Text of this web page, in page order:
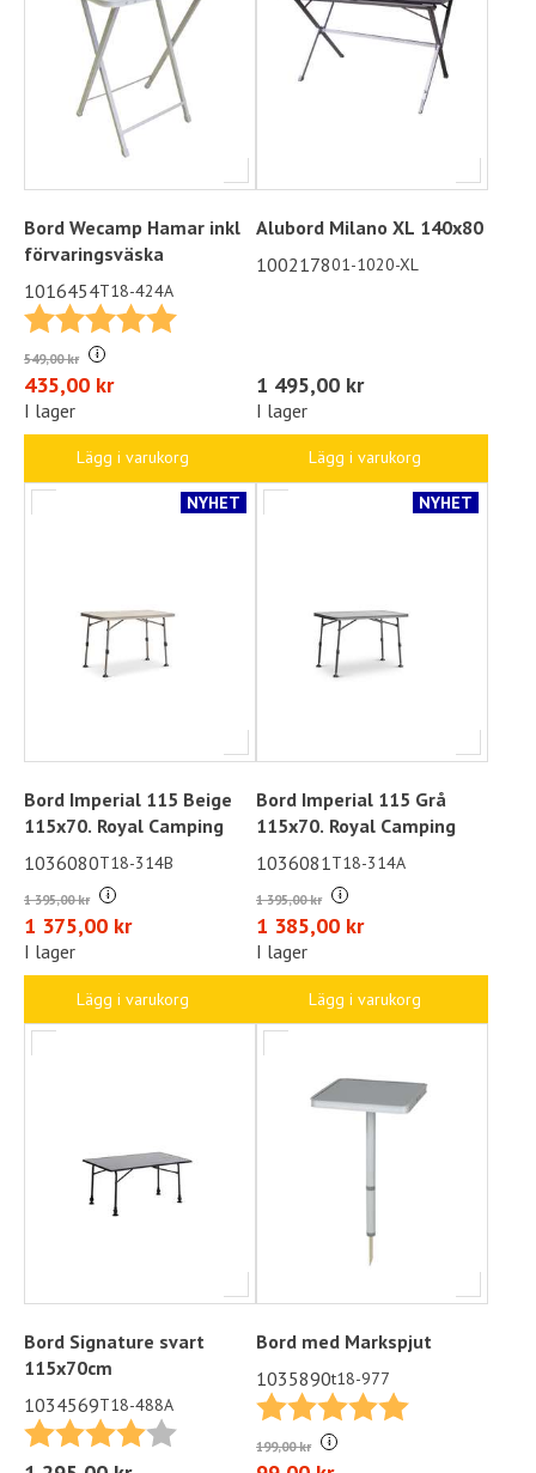
Bord Wecamp Hamar inkl
förvaringsväska
1016454T18-424A
Betyg: 5.0 utav 5 stjärnor
549,00 kr i
435,00 kr
I lager
Lägg i varukorg
Alubord Milano XL 140x80
100217801-1020-XL
1 495,00 kr
I lager
Lägg i varukorg
NYHET
Bord Imperial 115 Beige
115x70. Royal Camping
1036080T18-314B
1 395,00 kr i
1 375,00 kr
I lager
Lägg i varukorg
NYHET
Bord Imperial 115 Grå
115x70. Royal Camping
1036081T18-314A
1 395,00 kr i
1 385,00 kr
I lager
Lägg i varukorg
Bord Signature svart
115x70cm
1034569T18-488A
Betyg:
4.0 utav 5 stjärnor
Bord med Markspjut
1035890t18-977
Betyg: 5.0 utav 5
199,00 kr i